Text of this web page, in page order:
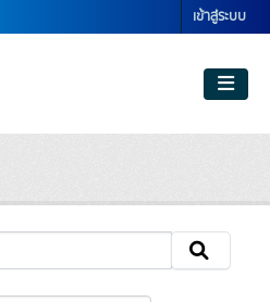
เข้าสู่ระบบ